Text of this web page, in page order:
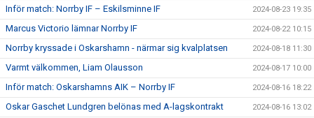
Inför match: Norrby IF – Eskilsminne IF 2024-08-23 19:35
Marcus Victorio lämnar Norrby IF 2024-08-22 10:15
Norrby kryssade i Oskarshamn - närmar sig kvalplatsen 2024-08-18 11:30
Varmt välkommen, Liam Olausson 2024-08-17 10:00
Inför match: Oskarshamns AIK – Norrby IF 2024-08-16 18:22
Oskar Gaschet Lundgren belönas med A-lagskontrakt 2024-08-16 13:02